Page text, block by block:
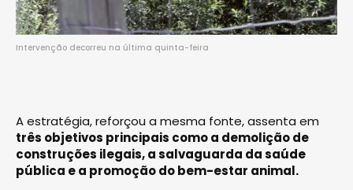
Intervenção decorreu na última quinta-feira
A estratégia, reforçou a mesma fonte, assenta em
três objetivos principais como a demolição de
construções ilegais, a salvaguarda da saúde
pública e a promoção do bem-estar animal.